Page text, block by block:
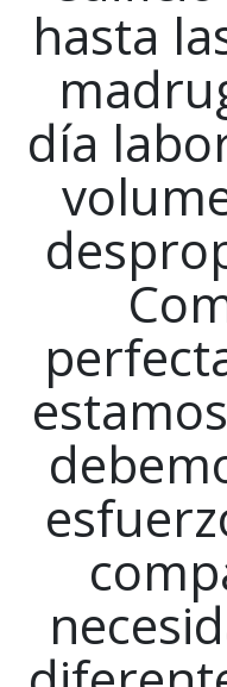
hasta
día